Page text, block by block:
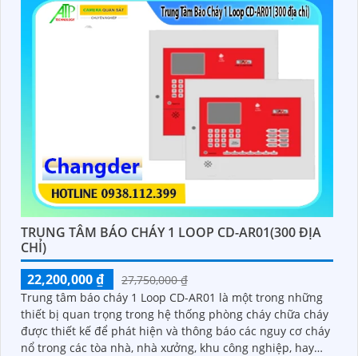
TRUNG TÂM BÁO CHÁY 1 LOOP CD-AR01(300 ĐỊA
CHỈ)
22,200,000 ₫
27,750,000 ₫
Trung tâm báo cháy 1 Loop CD-AR01 là một trong những
thiết bị quan trọng trong hệ thống phòng cháy chữa cháy
được thiết kế để phát hiện và thông báo các nguy cơ cháy
nổ trong các tòa nhà, nhà xưởng, khu công nghiệp, hay